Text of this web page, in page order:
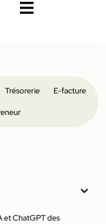
Trésorerie E-facture
et ChatGPT des